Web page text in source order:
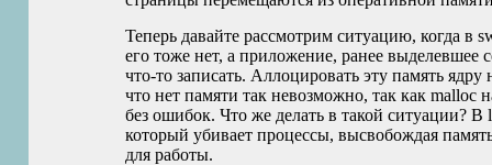
Теперь давайте рассмотрим ситуацию, когда в
его тоже нет, а приложение, ранее выделевшее
что-то записать. Аллоцировать эту память
что нет памяти так невозможно, так как malloc
без ошибок. Что же делать в такой ситуации? В
который убивает процессы, высвобождая
для работы.